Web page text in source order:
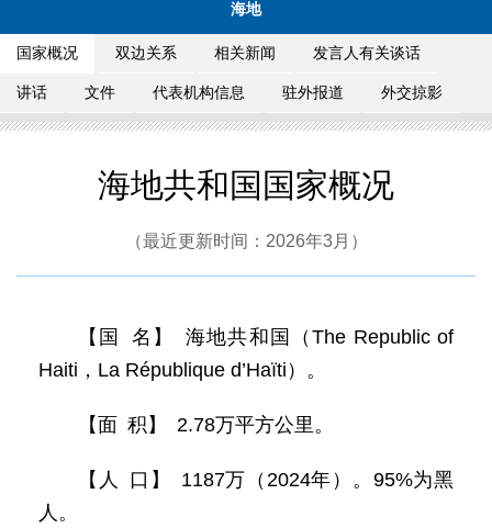
海地
国家概况 双边关系 相关新闻 发言人有关谈话
讲话 文件 代表机构信息 驻外报道 外交掠影
海地共和国国家概况
（最近更新时间：2026年3月）
【国 名】 海地共和国（The Republic of
Haiti，La République d’Haïti）。
【面 积】 2.78万平方公里。
【人 口】 1187万（2024年）。95%为黑
人。